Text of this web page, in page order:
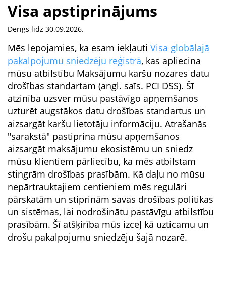
Visa apstiprinājums
Derīgs līdz 30.09.2026.
Mēs lepojamies, ka esam iekļauti Visa globālajā
pakalpojumu sniedzēju reģistrā, kas apliecina
mūsu atbilstību Maksājumu karšu nozares datu
drošības standartam (angl. saīs. PCI DSS). Šī
atzinība uzsver mūsu pastāvīgo apņemšanos
uzturēt augstākos datu drošības standartus un
aizsargāt karšu lietotāju informāciju. Atrašanās
"sarakstā" pastiprina mūsu apņemšanos
aizsargāt maksājumu ekosistēmu un sniedz
mūsu klientiem pārliecību, ka mēs atbilstam
stingrām drošības prasībām. Kā daļu no mūsu
nepārtrauktajiem centieniem mēs regulāri
pārskatām un stiprinām savas drošības politikas
un sistēmas, lai nodrošinātu pastāvīgu atbilstību
prasībām. Šī atšķirība mūs izceļ kā uzticamu un
drošu pakalpojumu sniedzēju šajā nozarē.